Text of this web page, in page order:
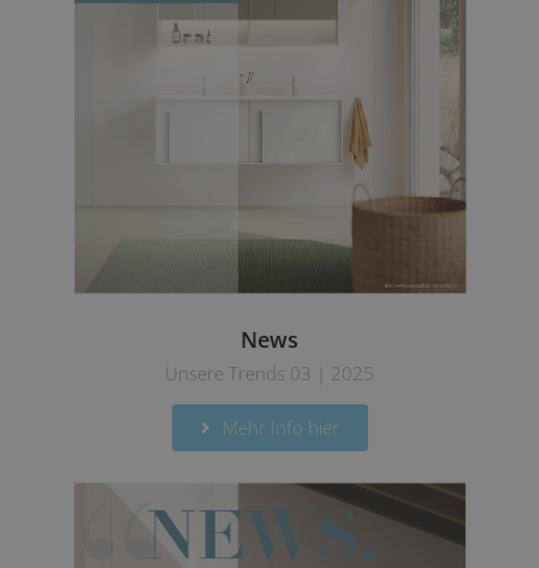
News
Unsere Trends 03 | 2025
Mehr Info hier